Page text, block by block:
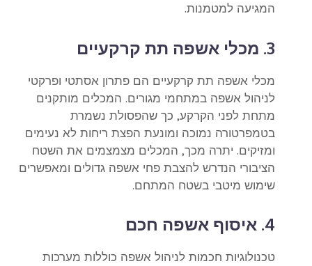
המגיעה למטמנות.
3. מכלי אשפה תת קרקעיים
מכלי אשפה תת קרקעיים הם פתרון אסתטי ופרקטי
לניהול אשפה במתחמי מגורים. המכלים מותקנים
מתחת לפני הקרקע, כך שהפסולת נשמרת
בטמפרטורה נמוכה ומונעת הפצת ריחות לא נעימים
ומזיקים. יתרה מכך, המכלים מצמצמים את השטח
הציבורי הנדרש להצבת פחי אשפה גדולים ומאפשרים
שימוש מיטבי בשטח המתחם.
4. איסוף אשפה חכם
טכנולוגיות חכמות לניהול אשפה כוללות מערכות